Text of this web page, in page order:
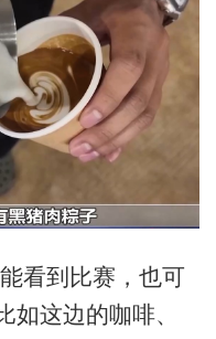
看到比赛，也可
如这边的咖啡、